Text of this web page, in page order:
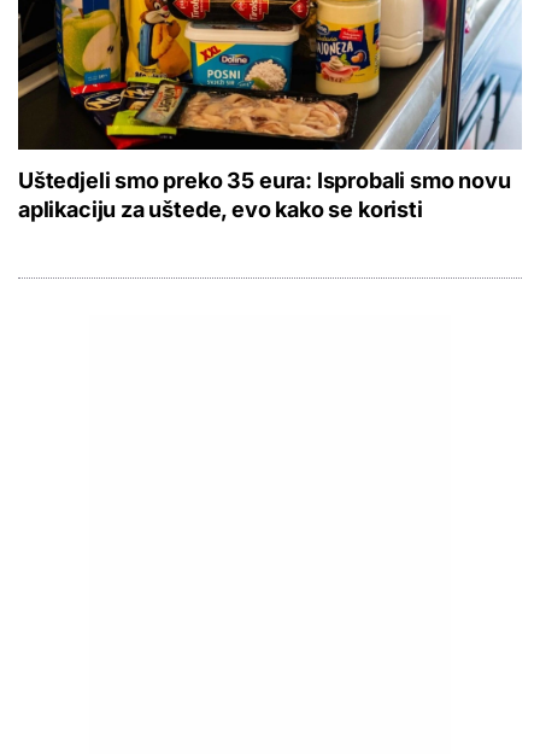
Uštedjeli smo preko 35 eura: Isprobali smo novu
aplikaciju za uštede, evo kako se koristi